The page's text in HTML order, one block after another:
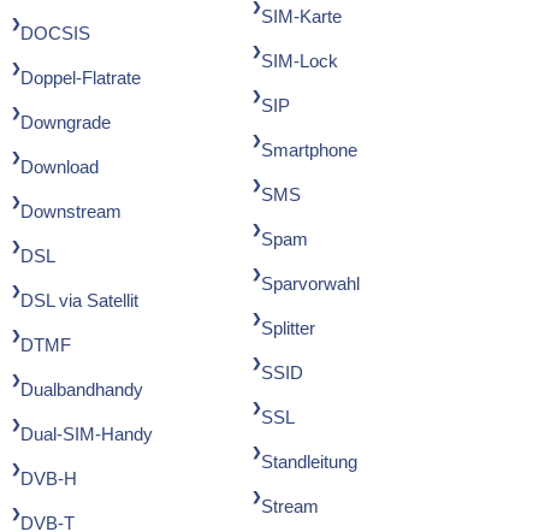
DOCSIS
Doppel-Flatrate
Downgrade
Download
Downstream
DSL
DSL via Satellit
DTMF
Dualbandhandy
Dual-SIM-Handy
DVB-H
DVB-T
SIM-Karte
SIM-Lock
SIP
Smartphone
SMS
Spam
Sparvorwahl
Splitter
SSID
SSL
Standleitung
Stream